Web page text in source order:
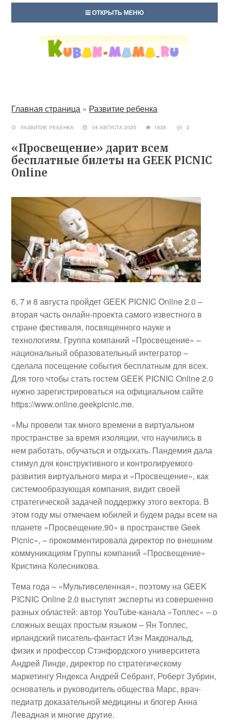
ОТКРЫТЬ МЕНЮ
Главная страница » Развитие ребенка
РАЗВИТИЕ РЕБЕНКА 04 АВГУСТА 2020 1938 2
«Просвещение» дарит всем
бесплатные билеты на GEEK PICNIC
Online
6, 7 и 8 августа пройдет GEEK PICNIC Online 2.0 –
вторая часть онлайн-проекта самого известного в
стране фестиваля, посвященного науке и
технологиям. Группа компаний «Просвещение» –
национальный образовательный интегратор –
сделала посещение события бесплатным для всех.
Для того чтобы стать гостем GEEK PICNIC Online 2.0
нужно зарегистрироваться на официальном сайте
https://www.online.geekpicnic.me.
«Мы провели так много времени в виртуальном
пространстве за время изоляции, что научились в
нем работать, обучаться и отдыхать. Пандемия дала
стимул для конструктивного и контролируемого
развития виртуального мира и «Просвещение», как
системообразующая компания, видит своей
стратегической задачей поддержку этого вектора. В
этом году мы отмечаем юбилей и будем рады всем на
планете «Просвещение.90» в пространстве Geek
Picnic», – прокомментировала директор по внешним
коммуникациям Группы компаний «Просвещение»
Кристина Колесникова.
Тема года – «Мультивселенная», поэтому на GEEK
PICNIC Online 2.0 выступят эксперты из совершенно
разных областей: автор YouTube-канала «Топлес» – о
сложных вещах простым языком – Ян Топлес,
ирландский писатель-фантаст Иэн Макдональд,
физик и профессор Стэнфордского университета
Андрей Линде, директор по стратегическому
маркетингу Яндекса Андрей Себрант, Роберт Зубрин,
основатель и руководитель общества Марс, врач-
педиатр доказательной медицины и блогер Анна
Левадная и многие другие.